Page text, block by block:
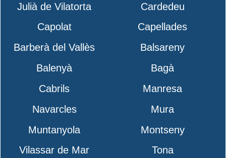
Julià de Vilatorta
Cardedeu
Capolat
Capellades
Barberà del Vallès
Balsareny
Balenyà
Bagà
Cabrils
Manresa
Navarcles
Mura
Muntanyola
Montseny
Vilassar de Mar
Tona